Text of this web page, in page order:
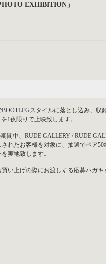
EXHIBITION」
スタイルに落とし込み、収
1夜限りで上映致します。
間中、RUDE GALLERY / RUDE
れたお客様を対象に、抽選でペア
実地致します。
い上げの際にお渡しする応募ハガキ